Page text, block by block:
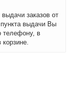
заказов от
пункта выдачи Вы
телефону, в